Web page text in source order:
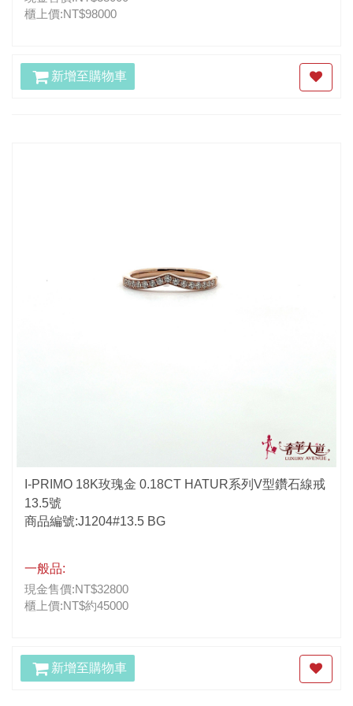
櫃上價:NT$98000
新增至購物車
I-PRIMO 18K玫瑰金 0.18CT HATUR系列V型鑽石線戒
13.5號
商品編號:J1204#13.5 BG
一般品:
現金售價:NT$32800
櫃上價:NT$約45000
新增至購物車